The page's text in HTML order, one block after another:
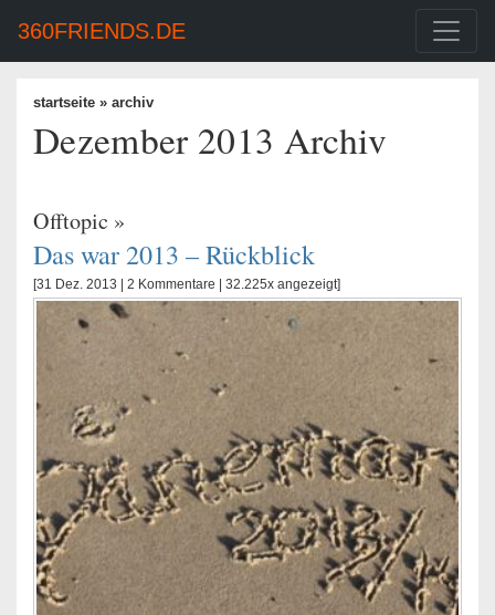
360FRIENDS.DE
startseite » archiv
Dezember 2013 Archiv
Offtopic »
Das war 2013 – Rückblick
[31 Dez. 2013 | 2 Kommentare | 32.225x angezeigt]